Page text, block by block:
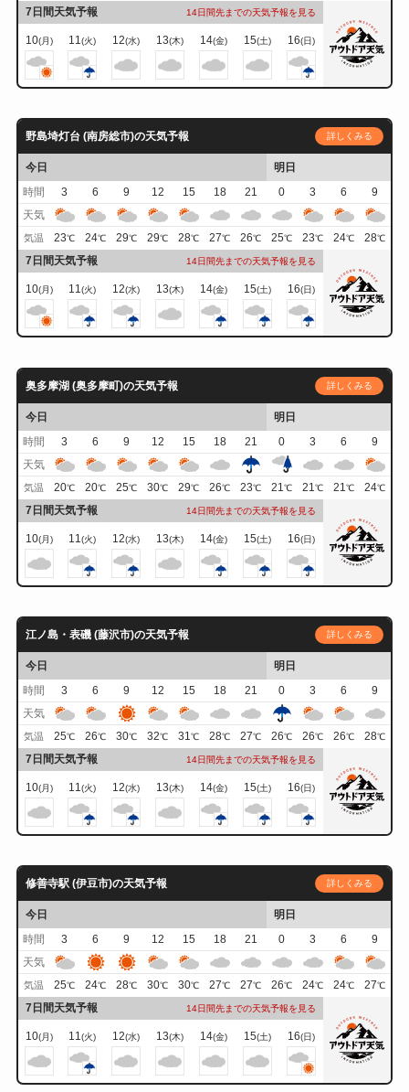
7日間天気予報 14日間先までの天気予報を見る
10(月) 11(火) 12(水) 13(木) 14(金) 15(土) 16(日)
野島埼灯台 (南房総市)の天気予報 詳しくみる
今日
明日
時間
3 6 9 12 15 18 21 0 3 6
9
天気
気温 23℃ 24℃ 29℃ 29℃ 28℃ 27℃ 26℃ 25℃ 23℃ 24℃ 28℃
7日間天気予報 14日間先までの天気予報を見る
10(月) 11(火) 12(水) 13(木) 14(金) 15(土) 16(日)
奥多摩湖 (奥多摩町)の天気予報 詳しくみる
今日
明日
時間
3 6 9 12 15 18 21 0 3 6
9
天気
気温 20℃ 20℃ 25℃ 30℃ 29℃ 26℃ 23℃ 21℃ 21℃ 21℃ 24℃
7日間天気予報 14日間先までの天気予報を見る
10(月) 11(火) 12(水) 13(木) 14(金) 15(土) 16(日)
江ノ島・表磯 (藤沢市)の天気予報 詳しくみる
今日
明日
時間
3 6 9 12 15 18 21 0 3 6
9
天気
気温 25℃ 26℃ 30℃ 32℃ 31℃ 28℃ 27℃ 26℃ 26℃ 26℃ 28℃
7日間天気予報 14日間先までの天気予報を見る
10(月) 11(火) 12(水) 13(木) 14(金) 15(土) 16(日)
修善寺駅 (伊豆市)の天気予報 詳しくみる
今日
明日
時間
3 6 9 12 15 18 21 0 3 6
9
天気
気温 25℃ 24℃ 28℃ 30℃ 30℃ 27℃ 27℃ 26℃ 24℃ 24℃ 27℃
7日間天気予報 14日間先までの天気予報を見る
10(月) 11(火) 12(水) 13(木) 14(金) 15(土) 16(日)